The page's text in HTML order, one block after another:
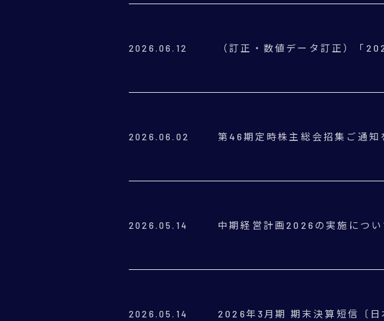
2026.06.12 （訂正・数値データ訂正）「
2026.06.02 第46期定時株主総会招集ご通知
2026.05.14 中期経営計画2026の実施につい
2026.05.14 2026年3月期 期末決算短信〔日